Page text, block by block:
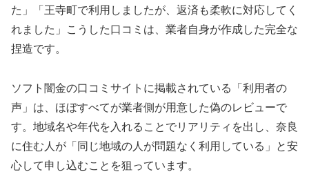
た」「王寺町で利用しましたが、返済も柔軟に対応してく
れました」こうした口コミは、業者自身が作成した完全な
捏造です。
ソフト闇金の口コミサイトに掲載されている「利用者の
声」は、ほぼすべてが業者側が用意した偽のレビューで
す。地域名や年代を入れることでリアリティを出し、奈良
に住む人が「同じ地域の人が問題なく利用している」と安
心して申し込むことを狙っています。